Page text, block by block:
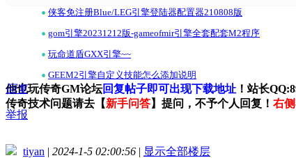
• 侠客免注册Blue/LEG引擎登陆器配置器210808版
• gom引擎20231212版-gameofmir引擎全套配套M2程序
• 玩命道盾GXX引擎~~
• GEEM2引擎自定义技能怎么添加说明
他也玩传奇GM论坛回复帖子即可出现下载地址 ！站长
传奇技术问题请去【新手问答】提问，不予个人回复！ 右
回复
举报
tiyan | 2024-1-5 02:00:56 | 显示全部楼层